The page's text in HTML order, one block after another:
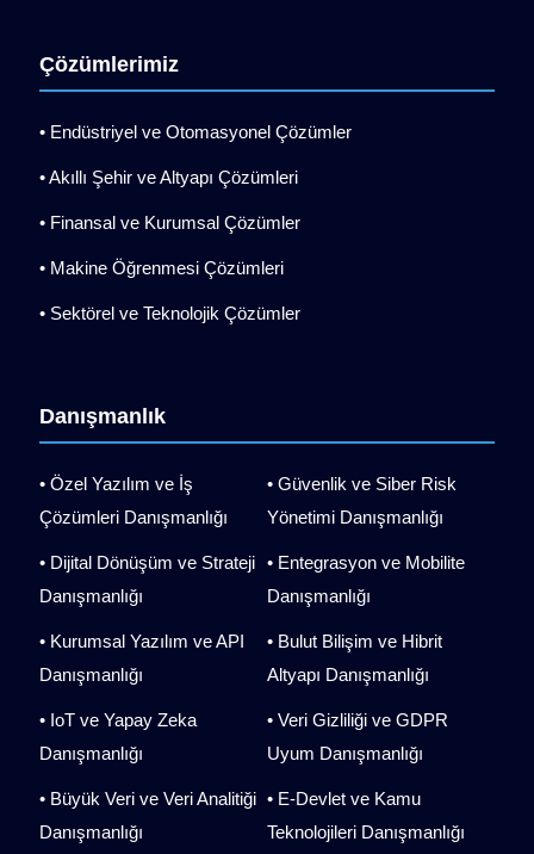
Çözümlerimiz
• Endüstriyel ve Otomasyonel Çözümler
• Akıllı Şehir ve Altyapı Çözümleri
• Finansal ve Kurumsal Çözümler
• Makine Öğrenmesi Çözümleri
• Sektörel ve Teknolojik Çözümler
Danışmanlık
• Özel Yazılım ve İş
Çözümleri Danışmanlığı
• Dijital Dönüşüm ve Strateji
Danışmanlığı
• Kurumsal Yazılım ve API
Danışmanlığı
• IoT ve Yapay Zeka
Danışmanlığı
• Büyük Veri ve Veri Analitiği
Danışmanlığı
• Güvenlik ve Siber Risk
Yönetimi Danışmanlığı
• Entegrasyon ve Mobilite
Danışmanlığı
• Bulut Bilişim ve Hibrit
Altyapı Danışmanlığı
• Veri Gizliliği ve GDPR
Uyum Danışmanlığı
• E-Devlet ve Kamu
Teknolojileri Danışmanlığı